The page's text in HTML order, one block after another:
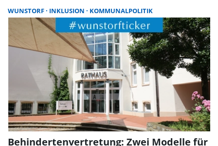
WUNSTORF INKLUSION KOMMUNALPOLITIK
Behindertenvertretung: Zwei Modelle für